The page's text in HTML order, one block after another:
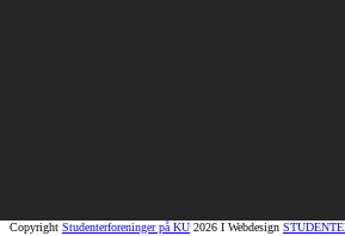
Copyright Studenterforeninger på KU 2026 I Webdesign